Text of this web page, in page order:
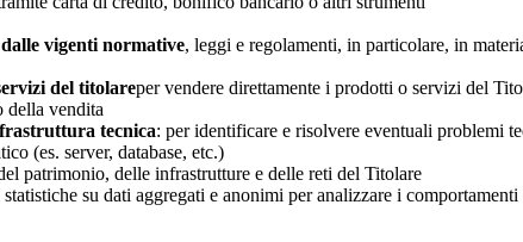
vigenti normative, leggi e regolamenti, in particolare, in
del titolareper vendere direttamente i prodotti o servizi del
della vendita
tecnica: per identificare e risolvere eventuali problemi
(es. server, database, etc.)
patrimonio, delle infrastrutture e delle reti del Titolare
statistiche su dati aggregati e anonimi per analizzare i